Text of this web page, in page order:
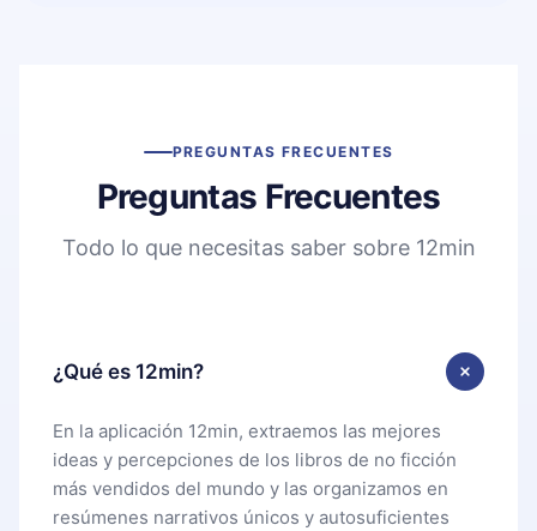
PREGUNTAS FRECUENTES
Preguntas Frecuentes
Todo lo que necesitas saber sobre 12min
¿Qué es 12min?
En la aplicación 12min, extraemos las mejores
ideas y percepciones de los libros de no ficción
más vendidos del mundo y las organizamos en
resúmenes narrativos únicos y autosuficientes